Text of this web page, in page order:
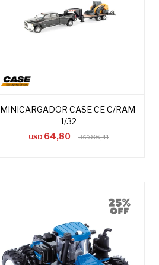
MINICARGADOR CASE CE C/RAM
1/32
USD 64,80 USD86,41